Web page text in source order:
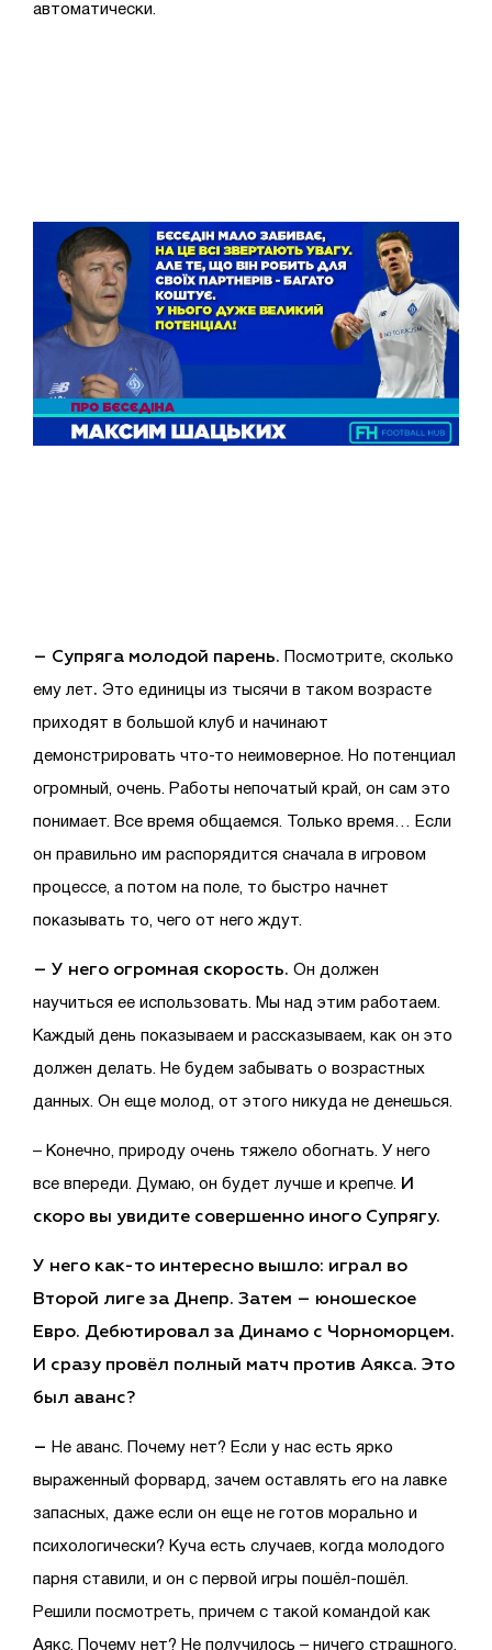
автоматически.
– Супряга молодой парень. Посмотрите, сколько
ему лет. Это единицы из тысячи в таком возрасте
приходят в большой клуб и начинают
демонстрировать что-то неимоверное. Но потенциал
огромный, очень. Работы непочатый край, он сам это
понимает. Все время общаемся. Только время… Если
он правильно им распорядится сначала в игровом
процессе, а потом на поле, то быстро начнет
показывать то, чего от него ждут.
– У него огромная скорость. Он должен
научиться ее использовать. Мы над этим работаем.
Каждый день показываем и рассказываем, как он это
должен делать. Не будем забывать о возрастных
данных. Он еще молод, от этого никуда не денешься.
– Конечно, природу очень тяжело обогнать. У него
все впереди. Думаю, он будет лучше и крепче.
И
скоро вы увидите совершенно иного Супрягу.
У него как-то интересно вышло: играл во
Второй лиге за Днепр. Затем – юношеское
Евро. Дебютировал за Динамо с Чорноморцем.
И сразу провёл полный матч против Аякса. Это
был аванс?
– Не аванс. Почему нет? Если у нас есть ярко
выраженный форвард, зачем оставлять его на лавке
запасных, даже если он еще не готов морально и
психологически? Куча есть случаев, когда молодого
парня ставили, и он с первой игры пошёл-пошёл.
Решили посмотреть, причем с такой командой как
Аякс. Почему нет? Не получилось – ничего страшного.